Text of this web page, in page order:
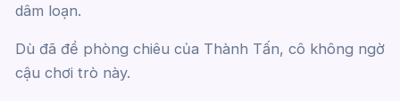
dâm loạn.
Dù đã đề phòng chiêu của Thành Tấn, cô không ngờ
cậu chơi trò này.